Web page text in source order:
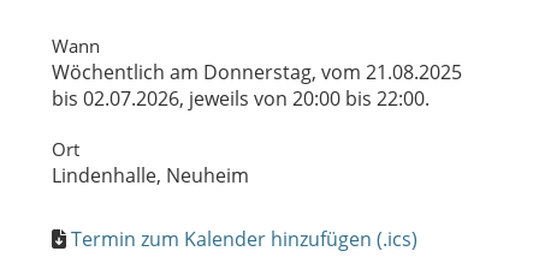
Wann
Wöchentlich am Donnerstag, vom 21.08.2025
bis 02.07.2026, jeweils von 20:00 bis 22:00.
Ort
Lindenhalle, Neuheim
Termin zum Kalender hinzufügen (.ics)